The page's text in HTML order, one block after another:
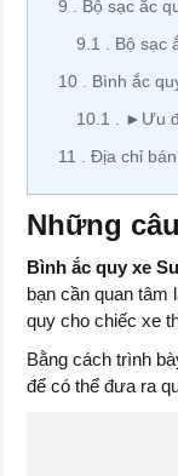
9
Bộ sạc ắc
9.1
Bộ sạc
10
Bình ắc
10.1
►Ưu
11
Địa chỉ
Những
Bình ắc quy xe
bạn cần quan tâm
quy cho chiếc xe
Bằng cách trình
để có thể đưa ra